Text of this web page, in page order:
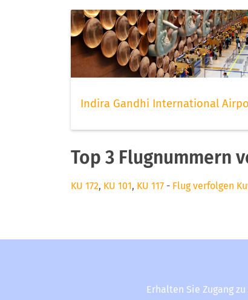
Indira Gandhi International
Top 3 Flugnummern
KU 172, KU 101, KU 117 - Flug verfolgen
Erhalten Sie Zugang